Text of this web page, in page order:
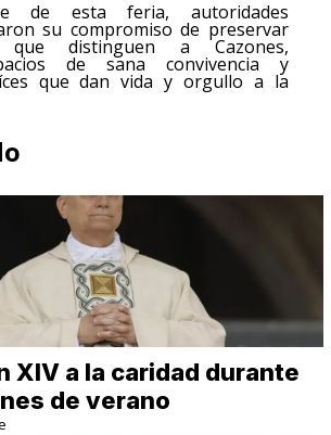
de esta feria, autoridades
su compromiso de preservar
que distinguen a Cazones,
de sana convivencia y
que dan vida y orgullo a la
XIV a la caridad durante
de verano